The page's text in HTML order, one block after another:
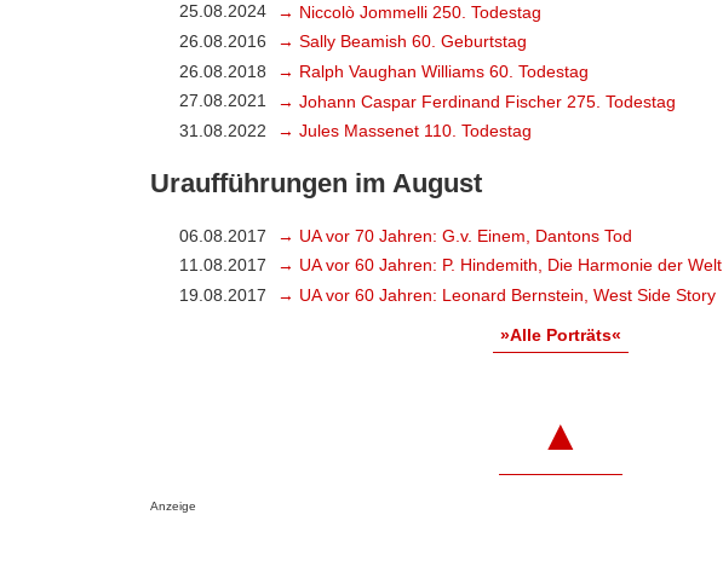
25.08.2024
→ Niccolò Jommelli 250. Todestag
26.08.2016
→ Sally Beamish 60. Geburtstag
26.08.2018
→ Ralph Vaughan Williams 60. Todestag
27.08.2021
→ Johann Caspar Ferdinand Fischer 275. Todestag
31.08.2022
→ Jules Massenet 110. Todestag
Uraufführungen im August
06.08.2017
→ UA vor 70 Jahren: G.v. Einem, Dantons Tod
11.08.2017
→ UA vor 60 Jahren: P. Hindemith, Die Harmonie der Welt
19.08.2017
→ UA vor 60 Jahren: Leonard Bernstein, West Side Story
»Alle Porträts«
▲
Anzeige